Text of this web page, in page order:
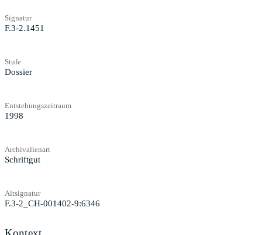
Signatur
F.3-2.1451
Stufe
Dossier
Entstehungszeitraum
1998
Archivalienart
Schriftgut
Altsignatur
F.3-2_CH-001402-9:6346